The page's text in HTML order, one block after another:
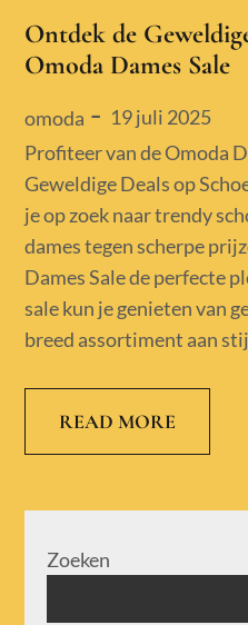
Ontdek de
Omoda Dames Sale
omoda
Posted
on
19 juli 2025
Profiteer van de Omoda
Geweldige Deals op
je op zoek naar trendy
dames tegen scherpe
Dames Sale de perfecte
sale kun je genieten van
breed assortiment aan
READ MORE
Zoeken